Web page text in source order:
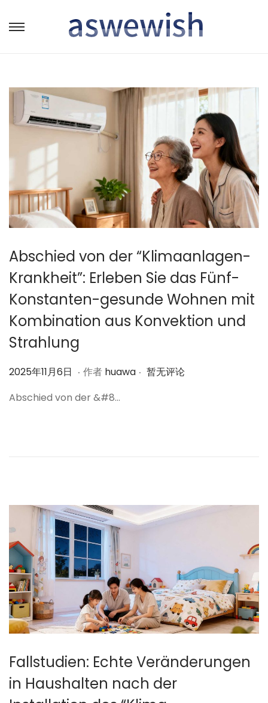
转
航
跳
容
Abschied von der “Klimaanlagen-
Krankheit”: Erleben Sie das Fünf-
Konstanten-gesunde Wohnen mit
Kombination aus Konvektion und
Strahlung
作
2025年11月6日 2
2
6
日
. 作者 huawa . 暂无评论
Abschied von der &#8…
Fallstudien: Echte Veränderungen
in Haushalten nach der